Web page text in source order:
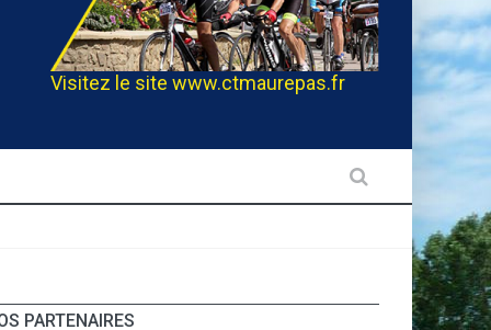
Visitez le site www.ctmaurepas.fr
PARTENAIRES